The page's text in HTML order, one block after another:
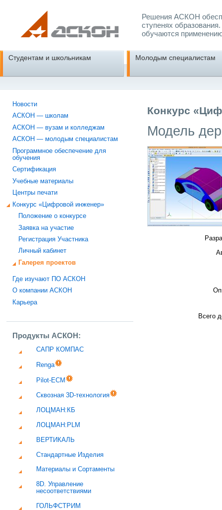
Решения АСКОН
ступенях
обучаются
Студентам и школьникам Молодым специалистам
Новости
АСКОН — школам
АСКОН — вузам и колледжам
АСКОН — молодым специалистам
Программное обеспечение для
обучения
Сертификация
Учебные материалы
Центры печати
Конкурс «Цифровой инженер»
Положение о конкурсе
Заявка на участие
Регистрация Участника
Личный кабинет
Галерея проектов
Где изучают ПО АСКОН
О компании АСКОН
Карьера
Продукты АСКОН:
САПР КОМПАС
Renga
Pilot-ECM
Сквозная 3D-технология
ЛОЦМАН:КБ
ЛОЦМАН:PLM
ВЕРТИКАЛЬ
Стандартные Изделия
Материалы и Сортаменты
8D. Управление
несоответствиями
ГОЛЬФСТРИМ
Конкурс
Модель
Всего